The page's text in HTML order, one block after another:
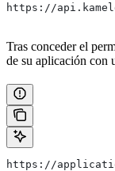
https://
Tras conceder el
de su aplicación con
https://